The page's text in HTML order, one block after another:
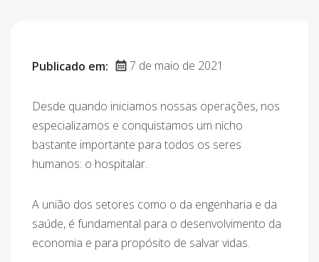
Publicado em: 7 de maio de 2021
Desde quando iniciamos nossas operações, nos
especializamos e conquistamos um nicho
bastante importante para todos os seres
humanos: o hospitalar.
A união dos setores como o da engenharia e da
saúde, é fundamental para o desenvolvimento da
economia e para propósito de salvar vidas.